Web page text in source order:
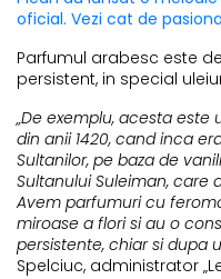
oficial. Vezi cat de
Parfumul arabesc este
persistent, in special
„De exemplu, acesta
din anii 1420, cand inca
Sultanilor, pe baza de
Sultanului Suleiman, care
Avem parfumuri cu
miroase a flori si au o
persistente, chiar si dupa
Spelciuc, administrator